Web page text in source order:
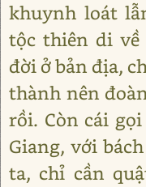
khuynh loát
tộc thiên di về
đời ở bản địa,
thành nên
rồi. Còn cái
Giang, với
ta, chỉ cần